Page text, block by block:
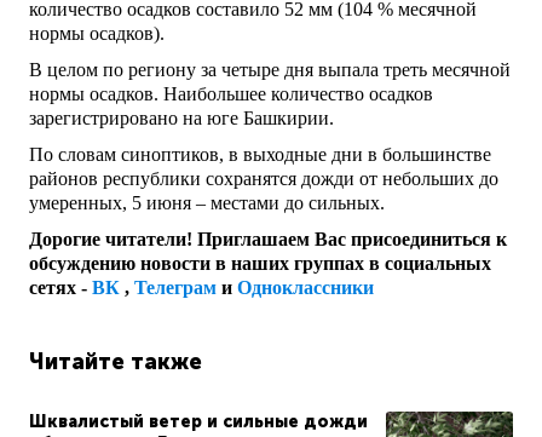
количество осадков составило 52 мм (104 % месячной
нормы осадков).
В целом по региону за четыре дня выпала треть месячной
нормы осадков. Наибольшее количество осадков
зарегистрировано на юге Башкирии.
По словам синоптиков, в выходные дни в большинстве
районов республики сохранятся дожди от небольших до
умеренных, 5 июня – местами до сильных.
Дорогие читатели! Приглашаем Вас присоединиться к
обсуждению новости в наших группах в социальных
сетях - ВК , Телеграм и Одноклассники
Читайте также
Шквалистый ветер и сильные дожди